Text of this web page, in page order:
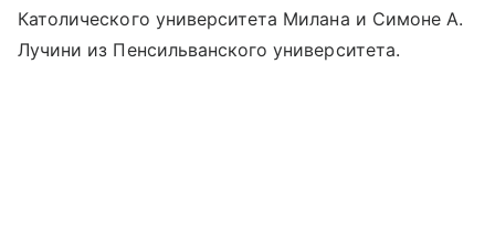
Католического университета Милана и Симоне А.
Лучини из Пенсильванского университета.